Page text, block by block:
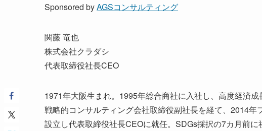
Sponsored byAGSコンサルティング
関藤 竜也
株式会社クラダシ
代表取締役社長CEO
1971年大阪生まれ。1995年総合商社に入社し、高度経済成
戦略的コンサルティング会社取締役副社長を経て、2014
設立し代表取締役社長CEOに就任。SDGs採択の7カ月前